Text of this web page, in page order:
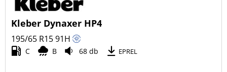
Kleber Dynaxer HP4
195/65 R1591H
C B 68 db EPREL